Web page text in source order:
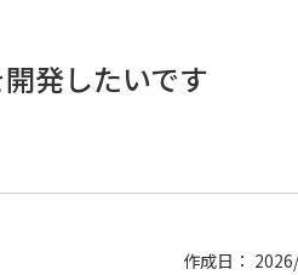
発したいです
作成日：